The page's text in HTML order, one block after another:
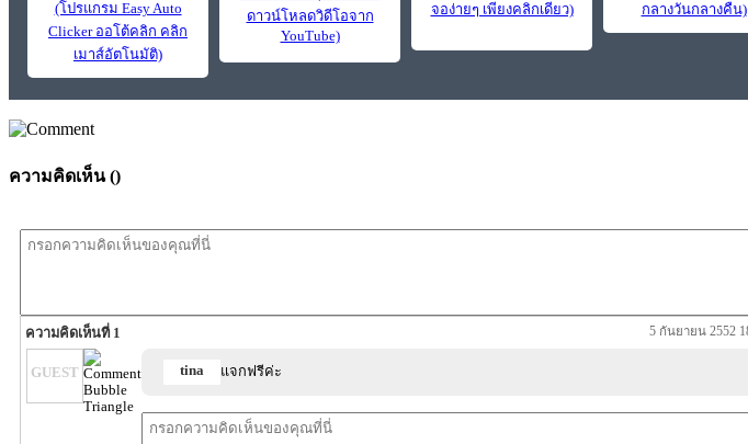
(โปรแกรม Easy Auto
Clicker ออโต้คลิก คลิก
เมาส์อัตโนมัติ)
ดาวน์โหลดวิดีโอจาก
YouTube)
จอง่ายๆ เพียงคลิกเดียว)
กลางวันกลางคืน)
ความคิดเห็น ()
ความคิดเห็นที่ 1 5 กันยายน 2552
GUEST tina แจกฟรีค่ะ